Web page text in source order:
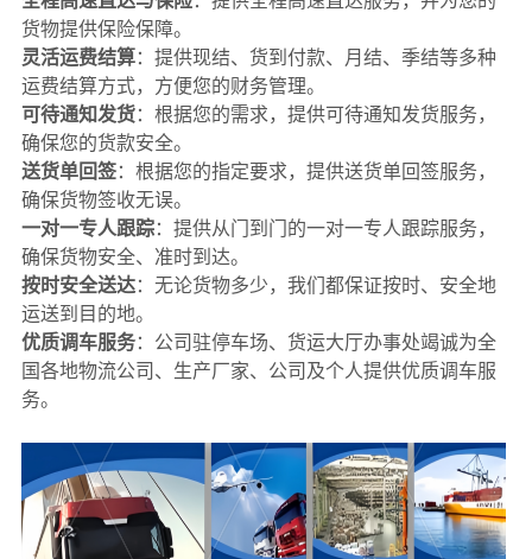
货物提供保险保障。
灵活运费结算：提供现结、货到付款、月结、季结等多种
运费结算方式，方便您的财务管理。
可待通知发货：根据您的需求，提供可待通知发货服务，
确保您的货款安全。
送货单回签：根据您的指定要求，提供送货单回签服务，
确保货物签收无误。
一对一专人跟踪：提供从门到门的一对一专人跟踪服务，
确保货物安全、准时到达。
按时安全送达：无论货物多少，我们都保证按时、安全地
运送到目的地。
优质调车服务：公司驻停车场、货运大厅办事处竭诚为全
国各地物流公司、生产厂家、公司及个人提供优质调车服
务。